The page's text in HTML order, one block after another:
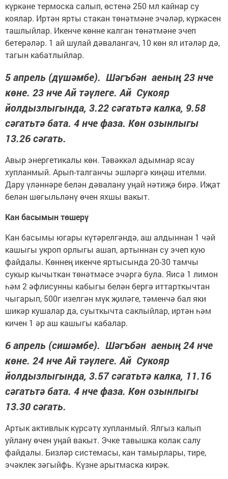
күркәне термоска салып, өстенә 250 мл кайнар су
коялар. Иртән ярты стакан төнәтмәне эчәләр, күркәсен
ташлыйлар. Икенче көнне калган төнәтмәне эчеп
бетерәләр. 1 ай шулай дәвалангач, 10 көн ял итәләр дә,
тагын кабатлыйлар.
5 апрель (дүшәмбе). Шәгъбән аеның 23 нче
көне. 23 нче Ай тәүлеге. Ай Сукояр
йолдызлыгында, 3.22 сәгатьтә калка, 9.58
сәгатьтә бата. 4 нче фаза. Көн озынлыгы
13.26 сәгать.
Авыр энергетикалы көн. Тәвәккәл адымнар ясау
хупланмый. Арып-талганчы эшләргә киңәш ителми.
Дару үләннәре белән дәвалану уңай нәтиҗә бирә. Иҗат
белән шөгыльләнү өчен яхшы вакыт.
Кан басымын төшерү
Кан басымы югары күтәрелгәндә, аш алдыннан 1 чәй
кашыгы укроп орлыгы ашап, артыннан су эчеп кую
файдалы. Көннең икенче яртысында 20-30 тамчы
сукыр кычыткан төнәтмәсе эчәргә була. Яисә 1 лимон
һәм 2 әфлисунны кабыгы белән бергә иттарткычтан
чыгарып, 500г изелгән мүк җиләге, тәменчә бал яки
шикәр кушалар да, суыткычта саклыйлар, иртән һәм
кичен 1 әр аш кашыгы кабалар.
6 апрель (сишәмбе). Шәгъбән аеның 24 нче
көне. 24 нче Ай тәүлеге. Ай Сукояр
йолдызлыгында, 3.57 сәгатьтә калка, 11.16
сәгатьтә бата. 4 нче фаза. Көн озынлыгы
13.30 сәгать.
Артык активлык күрсәтү хупланмый. Ялгыз калып
уйлану өчен уңай вакыт. Эчке тавышка колак салу
файдалы. Бизләр системасы, кан тамырлары, тире,
эчәклек зәгыйфь. Күзне арытмаска кирәк.